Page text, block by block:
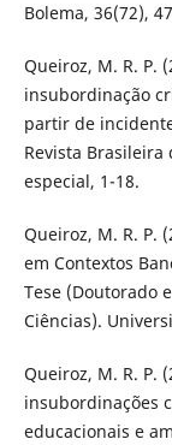
Bolema, 36(72),
Queiroz, M. R. P.
insubordinação
partir de
Revista Brasileira
especial, 1-18.
Queiroz, M. R. P.
em Contextos
Tese (Doutorado
Ciências).
Queiroz, M. R. P.
insubordinações
educacionais e